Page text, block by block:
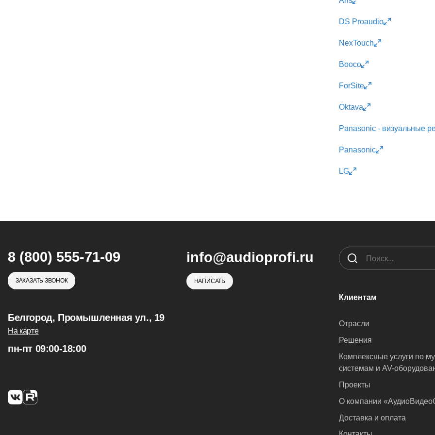
DS Proaudio
NexTouch
Booco
ForSite
Oktava
Panasonic - визуальные
Panasonic
LG
8 (800) 555-71-09
ЗАКАЗАТЬ ЗВОНОК
info@audioprofi.ru
НАПИСАТЬ
Белгород, Промышленная ул., 19
На карте
пн-пт 09:00-18:00
Клиентам
Отрасли
Решения
Комплексные услуги по
системам и AV-
Проекты
О компании
Доставка и оплата